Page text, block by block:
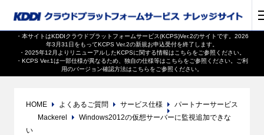
・本サイトはKDDIクラウドプラットフォームサービス(KCPS)Ver.2のサイトです。2026
年3月31日をもってKCPS Ver.2の新規お申込受付を終了します。
・2025年12月よりリニューアルしたKCPSに関する情報は こちらをご参照ください。
・KCPS Ver.1は一部仕様が異なるため、独自の仕様等は こちらをご参照ください。ご利
用のバージョン確認方法は こちらをご参照ください。
HOME よくあるご質問 サービス仕様
パートナーサービス
Mackerel
Windows2012の仮想サーバーに監視追加できな
い